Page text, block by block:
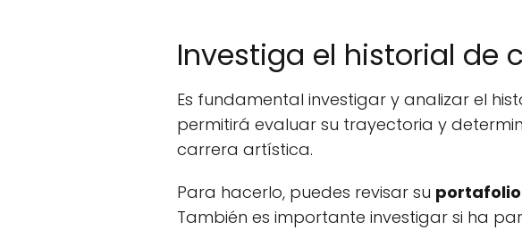
Investiga el historial de
Es fundamental investigar y analizar el
permitirá evaluar su trayectoria y
carrera artística.
Para hacerlo, puedes revisar su portafolio
También es importante investigar si ha